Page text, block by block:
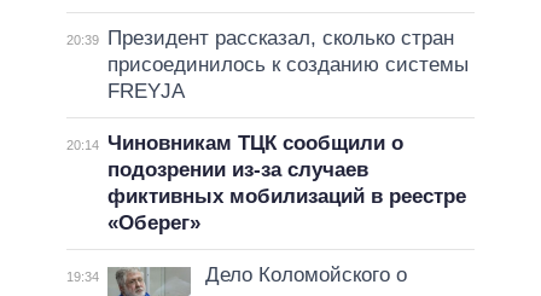
20:39
Президент рассказал, сколько стран
присоединилось к созданию системы
FREYJA
20:14
Чиновникам ТЦК сообщили о
подозрении из-за случаев
фиктивных мобилизаций в реестре
«Оберег»
19:34
Дело Коломойского о